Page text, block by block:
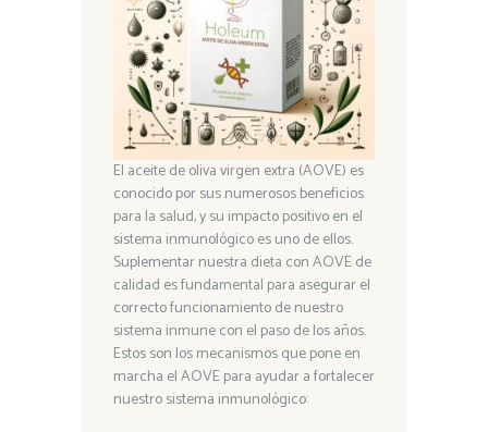
El aceite de oliva virgen extra (AOVE) es
conocido por sus numerosos beneficios
para la salud, y su impacto positivo en el
sistema inmunológico es uno de ellos.
Suplementar nuestra dieta con AOVE de
calidad es fundamental para asegurar el
correcto funcionamiento de nuestro
sistema inmune con el paso de los años.
Estos son los mecanismos que pone en
marcha el AOVE para ayudar a fortalecer
nuestro sistema inmunológico: